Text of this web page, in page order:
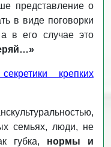
представление о
в виде поговорки
в его случае это
крепких
семьях, люди, не
губка, нормы и